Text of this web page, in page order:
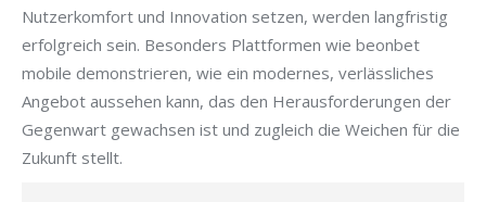
Nutzerkomfort und Innovation setzen, werden langfristig
erfolgreich sein. Besonders Plattformen wie beonbet
mobile demonstrieren, wie ein modernes, verlässliches
Angebot aussehen kann, das den Herausforderungen der
Gegenwart gewachsen ist und zugleich die Weichen für die
Zukunft stellt.